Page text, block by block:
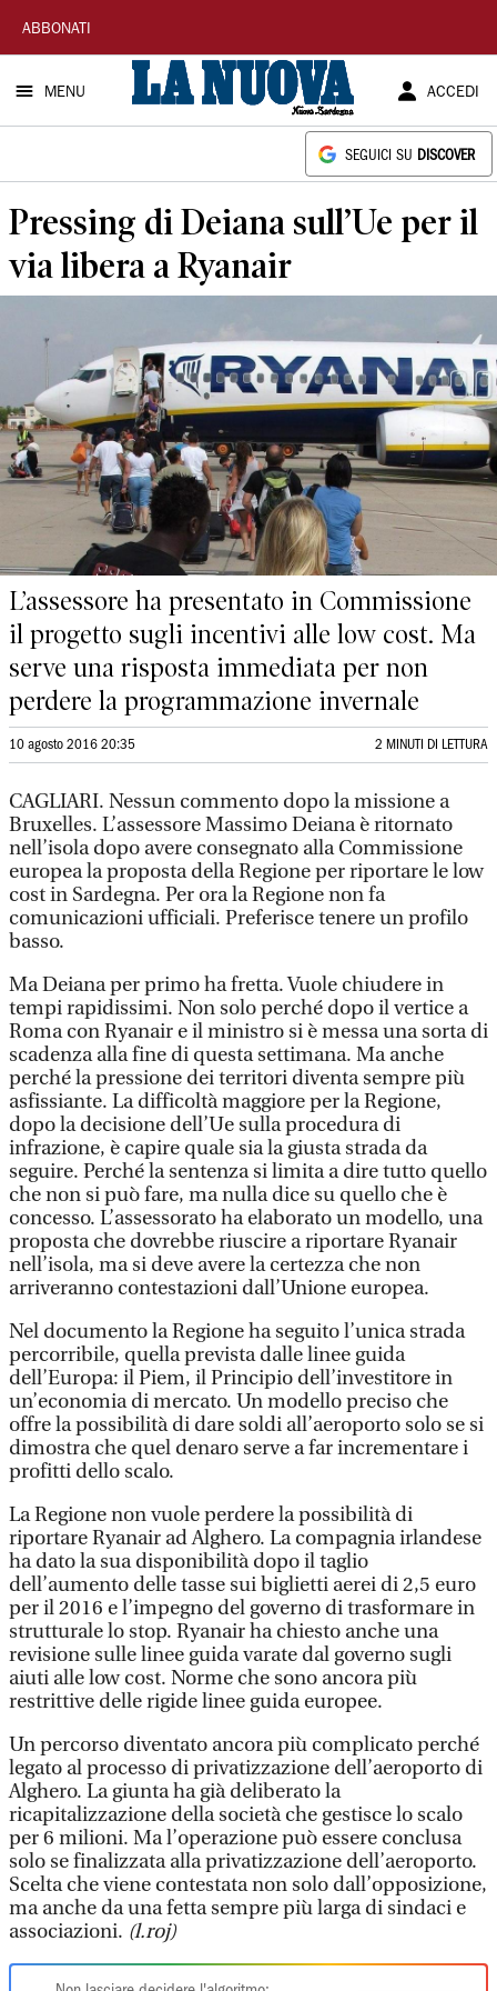
La
Nuova
Sardegna
ABBONATI
MENU ACCEDI
SEGUICI SU DISCOVER
Pressing di Deiana sull’Ue per il
via libera a Ryanair
L’assessore ha presentato in Commissione
il progetto sugli incentivi alle low cost. Ma
serve una risposta immediata per non
perdere la programmazione invernale
10 agosto 2016 20:35 2 MINUTI DI LETTURA
CAGLIARI. Nessun commento dopo la missione a
Bruxelles. L’assessore Massimo Deiana è ritornato
nell’isola dopo avere consegnato alla Commissione
europea la proposta della Regione per riportare le low
cost in Sardegna. Per ora la Regione non fa
comunicazioni ufficiali. Preferisce tenere un profilo
basso.
Ma Deiana per primo ha fretta. Vuole chiudere in
tempi rapidissimi. Non solo perché dopo il vertice a
Roma con Ryanair e il ministro si è messa una sorta di
scadenza alla fine di questa settimana. Ma anche
perché la pressione dei territori diventa sempre più
asfissiante. La difficoltà maggiore per la Regione,
dopo la decisione dell’Ue sulla procedura di
infrazione, è capire quale sia la giusta strada da
seguire. Perché la sentenza si limita a dire tutto quello
che non si può fare, ma nulla dice su quello che è
concesso. L’assessorato ha elaborato un modello, una
proposta che dovrebbe riuscire a riportare Ryanair
nell’isola, ma si deve avere la certezza che non
arriveranno contestazioni dall’Unione europea.
Nel documento la Regione ha seguito l’unica strada
percorribile, quella prevista dalle linee guida
dell’Europa: il Piem, il Principio dell’investitore in
un’economia di mercato. Un modello preciso che
offre la possibilità di dare soldi all’aeroporto solo se si
dimostra che quel denaro serve a far incrementare i
profitti dello scalo.
La Regione non vuole perdere la possibilità di
riportare Ryanair ad Alghero. La compagnia irlandese
ha dato la sua disponibilità dopo il taglio
dell’aumento delle tasse sui biglietti aerei di 2,5 euro
per il 2016 e l’impegno del governo di trasformare in
strutturale lo stop. Ryanair ha chiesto anche una
revisione sulle linee guida varate dal governo sugli
aiuti alle low cost. Norme che sono ancora più
restrittive delle rigide linee guida europee.
Un percorso diventato ancora più complicato perché
legato al processo di privatizzazione dell’aeroporto di
Alghero. La giunta ha già deliberato la
ricapitalizzazione della società che gestisce lo scalo
per 6 milioni. Ma l’operazione può essere conclusa
solo se finalizzata alla privatizzazione dell’aeroporto.
Scelta che viene contestata non solo dall’opposizione,
ma anche da una fetta sempre più larga di sindaci e
associazioni. (l.roj)